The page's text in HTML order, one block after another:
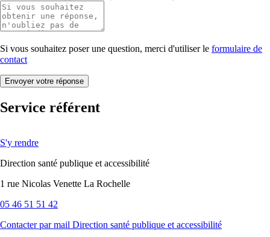
05 46 51 51 42
Contacter par mailDirection santé publique et accessibilité
Ouvert en ce moment
Ferméen ce moment
La Maison ANFR
Cartoradio - ANFR
Site Service-Public
Contact
Mairie de La Rochelle
3 place de l’Hôtel de Ville